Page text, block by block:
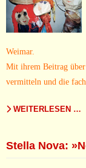
Weimar.
Mit ihrem Beitrag
vermitteln und die
WEITERLESEN …
Stella Nova: